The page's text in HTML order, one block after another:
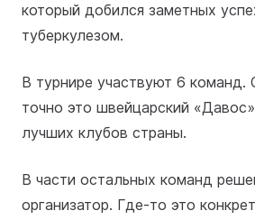
который добился заметных
туберкулезом.
В турнире участвуют 6 команд.
точно это швейцарский
лучших клубов страны.
В части остальных команд
организатор. Где-то это